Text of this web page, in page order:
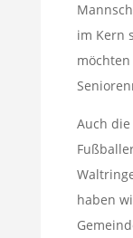
im Kern
Auch
haben